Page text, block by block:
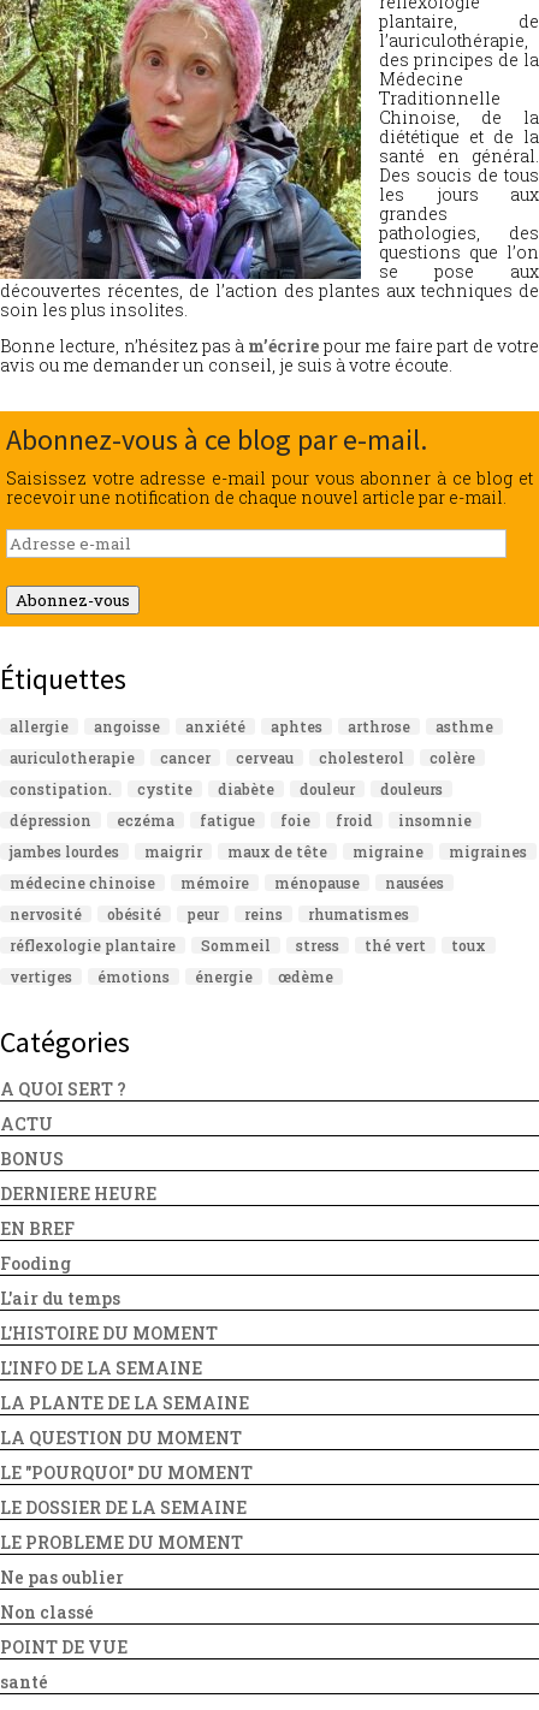
plantaire, de
l’auriculothérapie,
des principes de la
Médecine
Traditionnelle
Chinoise, de la
diététique et de la
santé en général.
Des soucis de tous
les jours aux
grandes
pathologies, des
questions que l’on
se pose aux
découvertes récentes, de l’action des plantes aux techniques de
soin les plus insolites.
Bonne lecture, n’hésitez pas à m’écrire pour me faire part de votre
avis ou me demander un conseil, je suis à votre écoute.
Abonnez-vous à ce blog par e-mail.
Saisissez votre adresse e-mail pour vous abonner à ce blog et
recevoir une notification de chaque nouvel article par e-mail.
Adresse
e-
mail
Abonnez-vous
Étiquettes
allergie angoisse anxiété aphtes arthrose
asthme
auriculotherapie
cancer cerveau cholesterol
colère
constipation.
cystite diabète douleur
douleurs
dépression
eczéma fatigue foie froid
insomnie
jambes lourdes
maigrir maux de tête migraine
migraines
médecine chinoise
mémoire ménopause
nausées
nervosité
obésité peur reins
rhumatismes
réflexologie plantaire
Sommeil stress thé vert
toux
vertiges
émotions énergie œdème
Catégories
A QUOI SERT ?
ACTU
BONUS
DERNIERE HEURE
EN BREF
Fooding
L'air du temps
L'HISTOIRE DU MOMENT
L'INFO DE LA SEMAINE
LA PLANTE DE LA SEMAINE
LA QUESTION DU MOMENT
LE "POURQUOI" DU MOMENT
LE DOSSIER DE LA SEMAINE
LE PROBLEME DU MOMENT
Ne pas oublier
Non classé
POINT DE VUE
santé